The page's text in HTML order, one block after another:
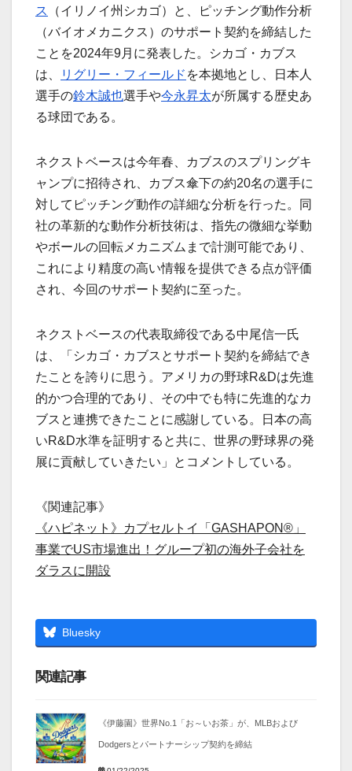
ス
（イリノイ州シカゴ）と、ピッチング動作分析
（バイオメカニクス）のサポート契約を締結した
ことを2024年9月に発表した。シカゴ・カブス
は、
リグリー・フィールド を本拠地とし、日本人
選手の鈴木誠也選手や今永昇太が所属する歴史あ
る球団である。
ネクストベースは今年春、カブスのスプリングキ
ャンプに招待され、カブス傘下の約20名の選手に
対してピッチング動作の詳細な分析を行った。同
社の革新的な動作分析技術は、指先の微細な挙動
やボールの回転メカニズムまで計測可能であり、
これにより精度の高い情報を提供できる点が評価
され、今回のサポート契約に至った。
ネクストベースの代表取締役である中尾信一氏
は、「シカゴ・カブスとサポート契約を締結でき
たことを誇りに思う。アメリカの野球R&Dは先進
的かつ合理的であり、その中でも特に先進的なカ
ブスと連携できたことに感謝している。日本の高
いR&D水準を証明すると共に、世界の野球界の発
展に貢献していきたい」とコメントしている。
《関連記事》
《ハピネット》カプセルトイ「GASHAPON®」
事業でUS市場進出！グループ初の海外子会社を
ダラスに開設
Bluesky
関連記事
《伊藤園》世界No.1「お～いお茶」が、MLBおよび
Dodgersとパートナーシップ契約を締結